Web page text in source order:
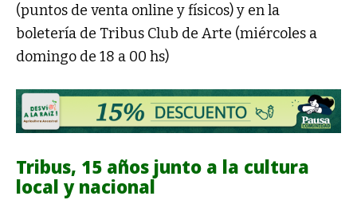
(puntos de venta online y físicos) y en la
boletería de Tribus Club de Arte (miércoles a
domingo de 18 a 00 hs)
Tribus, 15 años junto a la cultura
local y nacional